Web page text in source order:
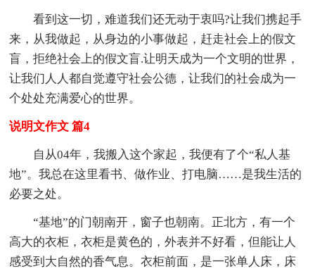
看到这一切，难道我们还无动于衷吗?让我们携起手
来，从我做起，从身边的小事做起，赶走社会上的假文
盲，拒绝社会上的假文盲.让明天成为一个文明的世界，
让我们人人都自觉遵守社会公德，让我们的社会成为一
个处处充满爱心的世界。
说明文作文 篇4
自从04年，我搬入这个家起，我便有了个“私人基
地”。我总在这里看书、做作业、打电脑……是我生活的
必要之处。
“基地”的门朝南开，窗子也朝南。正北方，有一个
高大的衣柜，衣柜是黄色的，外表并不好看，但能让人
感受到大自然的香气息。衣柜前面，是一张单人床，床